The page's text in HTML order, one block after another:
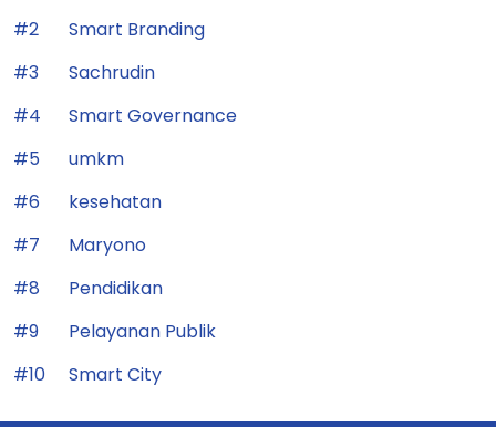
#2
Smart Branding
#3
Sachrudin
#4
Smart Governance
#5
umkm
#6
kesehatan
#7
Maryono
#8
Pendidikan
#9
Pelayanan Publik
#10
Smart City